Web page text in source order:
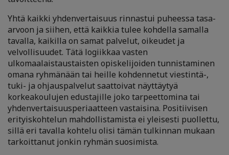
Yhtä kaikki yhdenvertaisuus rinnastui puheessa tasa-
arvoon ja siihen, että kaikkia tulee kohdella samalla
tavalla, kaikilla on samat palvelut, oikeudet ja
velvollisuudet. Tätä logiikkaa vasten
ulkomaalaistaustaisten opiskelijoiden tunnistaminen
omana ryhmänään tai heille kohdennetut viestintä-,
tuki- ja ohjauspalvelut saattoivat näyttäytyä
korkeakoulujen edustajille joko tarpeettomina tai
yhdenvertaisuusperiaatteen vastaisina. Positiivisen
erityiskohtelun mahdollistamista ei yleisesti puollettu,
sillä eri tavalla kohtelu olisi tämän tulkinnan mukaan
tarkoittanut jonkin ryhmän suosimista.